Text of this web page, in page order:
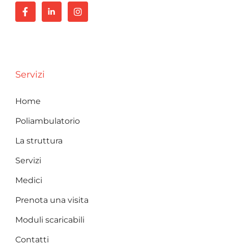
Servizi
Home
Poliambulatorio
La struttura
Servizi
Medici
Prenota una visita
Moduli scaricabili
Contatti